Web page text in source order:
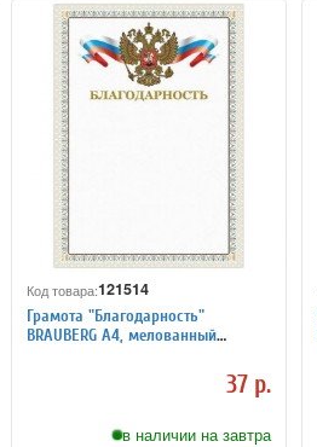
Код товара:121514
Грамота "Благодарность"
BRAUBERG А4, мелованный
37 р.
в наличии на завтра